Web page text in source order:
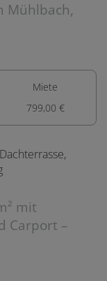
Mühlbach,
Miete
799,00 €
mit
Carport –